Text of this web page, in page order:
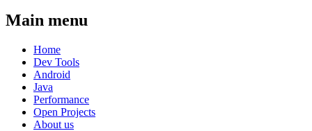
Main menu
Skip
content
Home
Dev Tools
Android
Java
Performance
Open Projects
About us